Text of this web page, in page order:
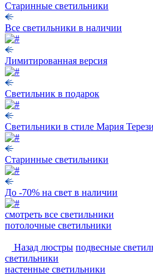
Старинные светильники
Все светильники в наличии
Лимитированная версия
Светильник в подарок
Светильники в стиле Мария
Старинные светильники
До -70% на свет в наличии
смотреть все светильники
потолочные светильники
Назад люстры подвесные
светильники
настенные светильники